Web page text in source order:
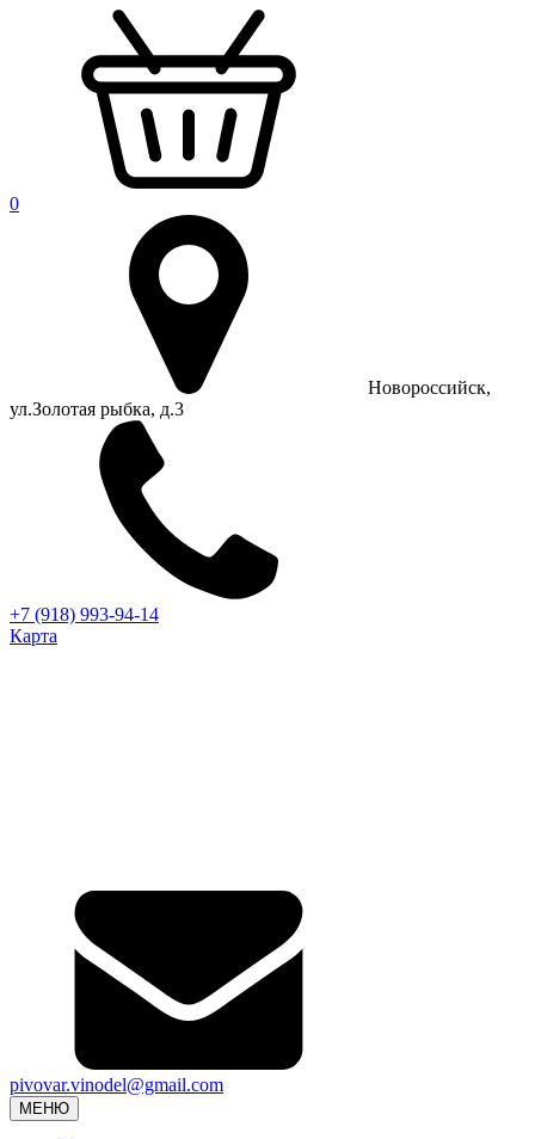
0
Новороссийск,
ул.Золотая рыбка, д.3
+7 (918) 993-94-14
Карта
pivovar.vinodel@gmail.com
МЕНЮ